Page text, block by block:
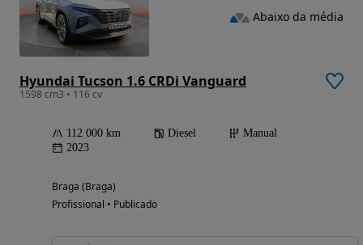
Hyundai Tucson 1.6 CRDi Vanguard
1598 cm3 • 116 cv
112 000 km Diesel
Manual
2023
Braga (Braga)
Profissional • Publicado
Abaixo da média